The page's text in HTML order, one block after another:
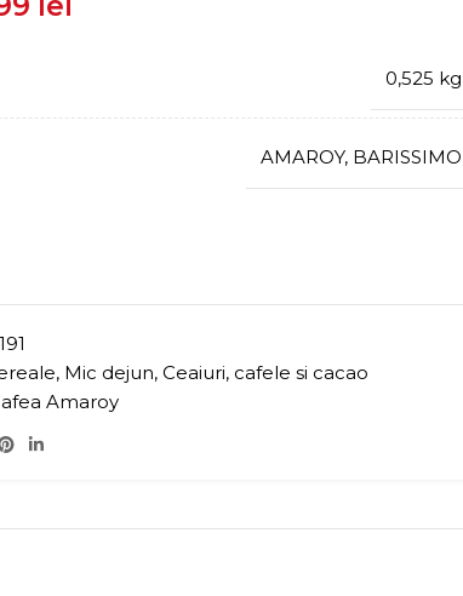
0,525 kg
AMAROY, BARISSIMO
Mic dejun, Ceaiuri, cafele si cacao
Amaroy